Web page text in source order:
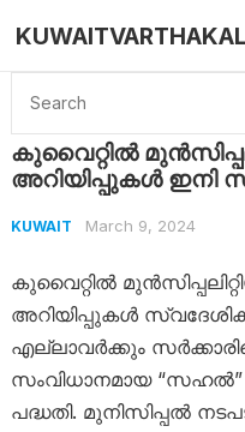
KUWAITVARTHAKAL
Home Kuwait കുവൈറ്റിൽ
കുവൈറ്റിൽ
അറിയിപ്പുകൾ ഇനി
KUWAIT March 9, 2024
കുവൈറ്റിൽ
അറിയിപ്പുകൾ
എല്ലാവർക്കും
സംവിധാനമായ
പദ്ധതി. മുനിസിപ്പൽ